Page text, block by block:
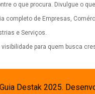
o que procura. Divulgue o
completo de Empresas,
e Serviços.
visibilidade para quem busca
Destak 2025.